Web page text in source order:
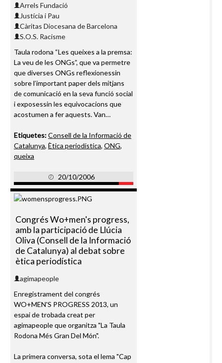
Arrels Fundació
Justícia i Pau
Càritas Diocesana de Barcelona
S.O.S. Racisme
Taula rodona “Les queixes a la premsa:
La veu de les ONGs”, que va permetre
que diverses ONGs reflexionessin
sobre l’important paper dels mitjans
de comunicació en la seva funció social
i exposessin les equivocacions que
acostumen a fer aquests. Van…
Etiquetes:Consell de la Informació de
Catalunya, Ètica periodística, ONG,
queixa
20/10/2006
Congrés Wo+men's progress,
amb la participació de Llúcia
Oliva (Consell de la Informació
de Catalunya) al debat sobre
ètica periodística
agimapeople
Enregistrament del congrés
WO+MEN'S PROGRESS 2013, un
espai de trobada creat per
agimapeople que organitza "La Taula
Rodona Més Gran Del Món".
La primera conversa, sota el lema "Cap